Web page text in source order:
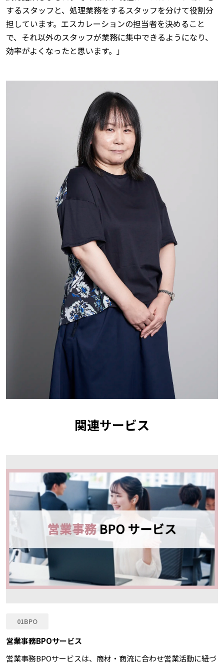
するスタッフと、処理業務をするスタッフを分けて役割分
担しています。エスカレーションの担当者を決めること
で、それ以外のスタッフが業務に集中できるようになり、
効率がよくなったと思います。」
関連サービス
01BPO
営業事務BPOサービス
営業事務BPOサービスは、商材・商流に合わせ営業活動に紐づ